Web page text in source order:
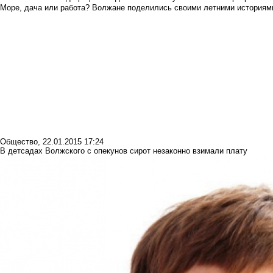
Море, дача или работа? Волжане поделились своими летними
Общество, 22.01.2015 17:24
В детсадах Волжского с опекунов сирот незаконно взимали плату